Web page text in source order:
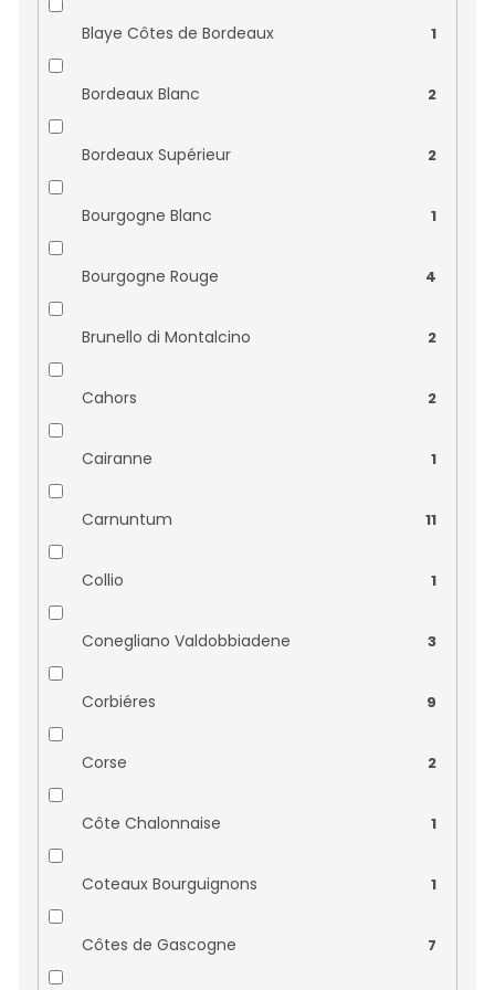
Bric Cenciurio 0
Burmester 0
Canals & Nubiola 0
Cantina Piandimare 0
Cantine Povero 0
Castelnuovo del Garda 0
Caves Rigol 0
Clos Fornelli 0
Clot de L´Oum 0
Corte Figaretto 0
Dhaara 0
Dobrá vína 0
Domaine Alain Gras 0
Domaine Allois 0
Domaine André Bonhomme 0
Domaine Belle 0
Blaye Côtes de Bordeaux 1
Bordeaux Blanc 2
Bordeaux Supérieur 2
Bourgogne Blanc 1
Bourgogne Rouge 4
Brunello di Montalcino 2
Cahors 2
Cairanne 1
Carnuntum 11
Collio 1
Conegliano Valdobbiadene 3
Corbiéres 9
Corse 2
Côte Chalonnaise 1
Coteaux Bourguignons 1
Côtes de Gascogne 7